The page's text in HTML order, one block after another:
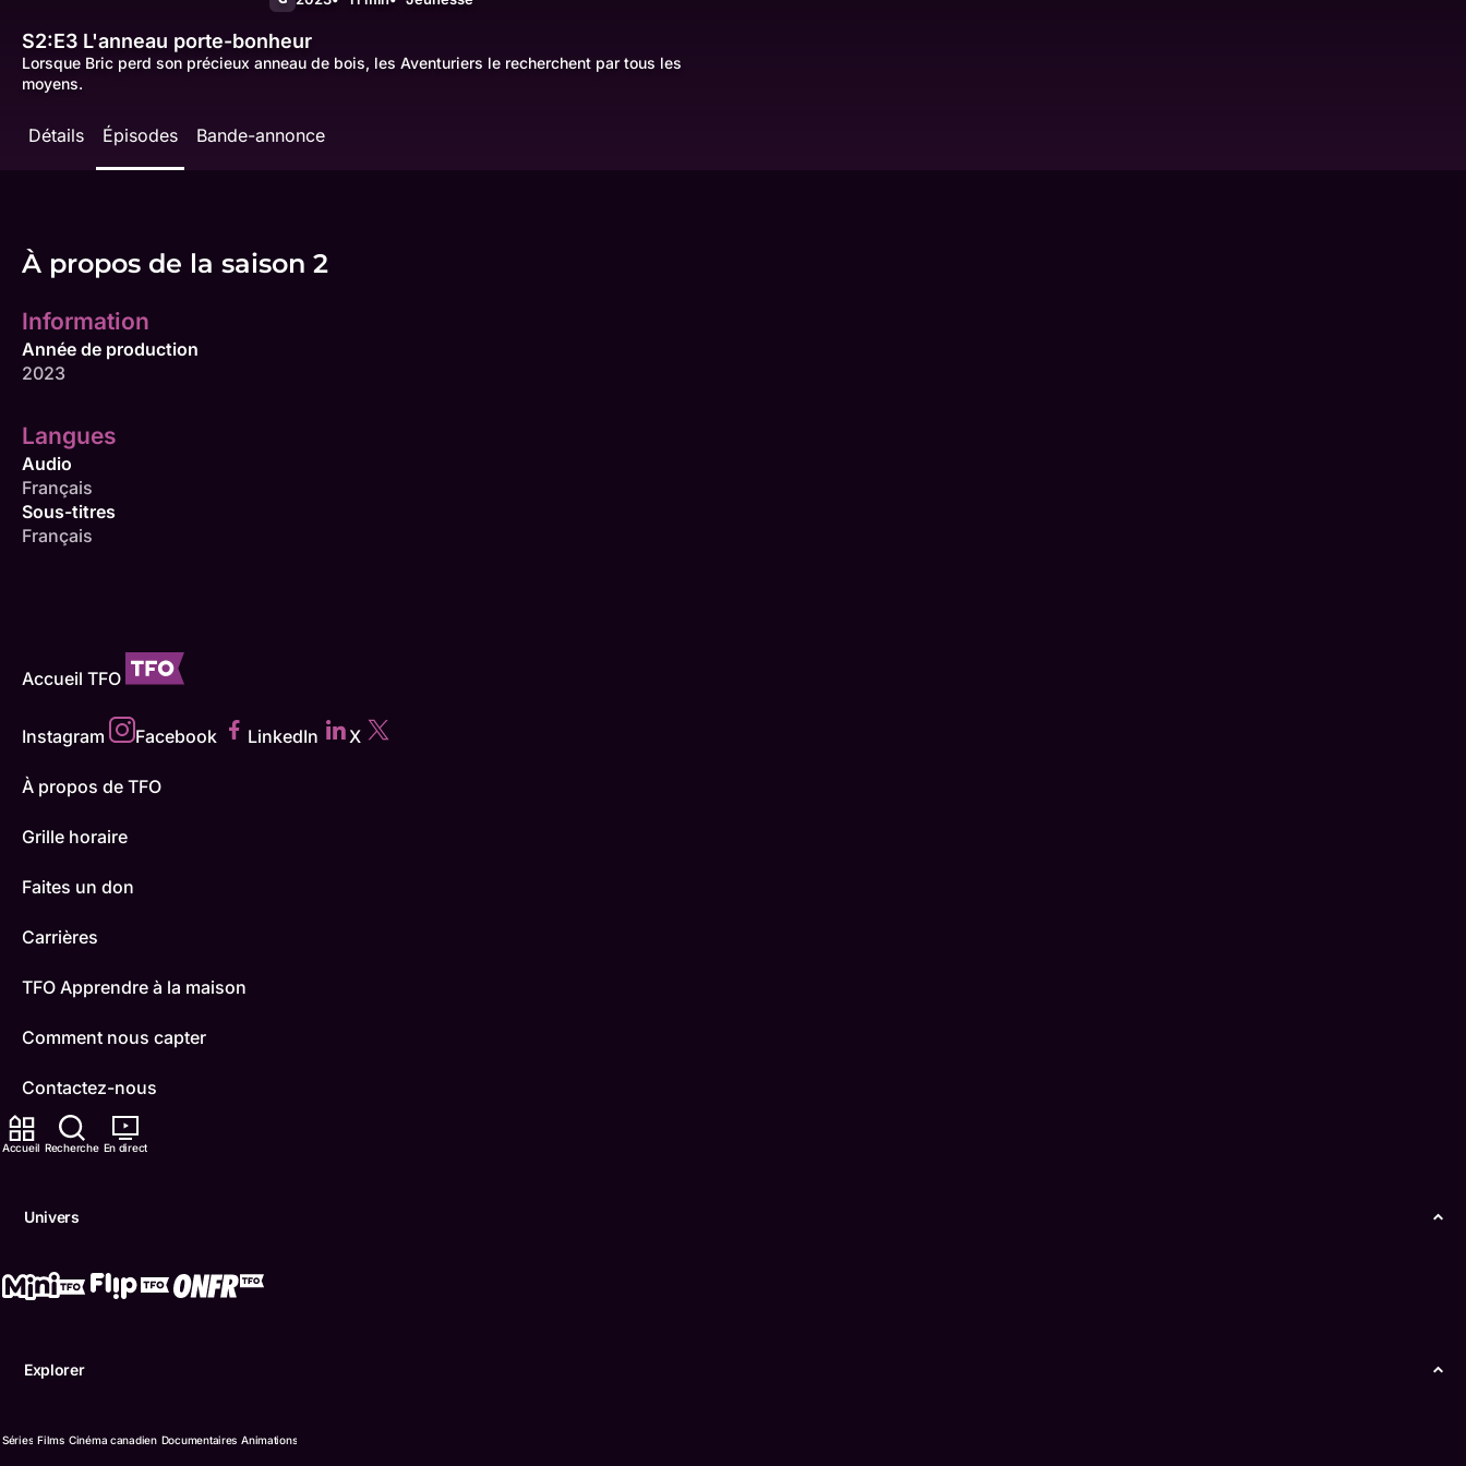
Accueil Recherche En direct
Univers
Explorer
Séries Films Cinéma canadien Documentaires Animations
S2:E3 L'anneau porte-bonheur
Lorsque Bric perd son précieux anneau de bois, les Aventuriers le recherchent par tous les
moyens.
Détails Épisodes Bande-annonce
À propos de la saison 2
Information
Année de production
2023
Langues
Audio
Français
Sous-titres
Français
Accueil TFO
Instagram Facebook LinkedIn X
À propos de TFO
Grille horaire
Faites un don
Carrières
TFO Apprendre à la maison
Comment nous capter
Contactez-nous
ONFR
Conditions d'utilisation
© Office des télécommunications éducatives de langue française de l’Ontario (TFO) - 2026